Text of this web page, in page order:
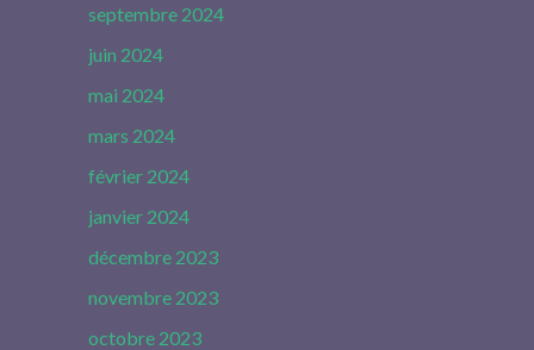
septembre 2024
juin 2024
mai 2024
mars 2024
février 2024
janvier 2024
décembre 2023
novembre 2023
octobre 2023